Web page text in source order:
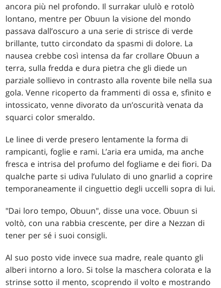
ancora più nel profondo. Il surrakar ululò e rotolò
lontano, mentre per Obuun la visione del mondo
passava dall’oscuro a una serie di strisce di verde
brillante, tutto circondato da spasmi di dolore. La
nausea crebbe così intensa da far crollare Obuun a
terra, sulla fredda e dura pietra che gli diede un
parziale sollievo in contrasto alla rovente bile nella sua
gola. Venne ricoperto da frammenti di ossa e, sfinito e
intossicato, venne divorato da un’oscurità venata da
squarci color smeraldo.
Le linee di verde presero lentamente la forma di
rampicanti, foglie e rami. L’aria era umida, ma anche
fresca e intrisa del profumo del fogliame e dei fiori. Da
qualche parte si udiva l’ululato di uno gnarlid a coprire
temporaneamente il cinguettio degli uccelli sopra di lui.
"Dai loro tempo, Obuun", disse una voce. Obuun si
voltò, con una rabbia crescente, per dire a Nezzan di
tener per sé i suoi consigli.
Al suo posto vide invece sua madre, reale quanto gli
alberi intorno a loro. Si tolse la maschera colorata e la
strinse sotto il mento, scoprendo il volto e mostrando